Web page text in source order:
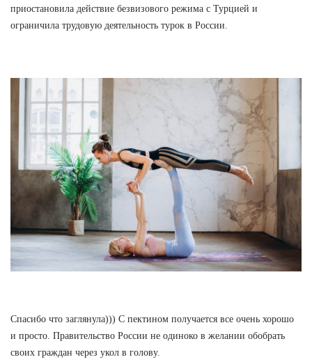
приостановила действие безвизового режима с Турцией и
ограничила трудовую деятельность турок в России.
Спасибо что заглянула))) С пектином получается все очень хорошо
и просто. Правительство России не одиноко в желании обобрать
своих граждан через укол в голову.